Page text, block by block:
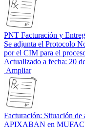
PNT Facturación y
Se adjunta el Protocolo
por el CIM para el
Actualizado a fecha: 20
Ampliar
Facturación: Situación de
APIXABAN en